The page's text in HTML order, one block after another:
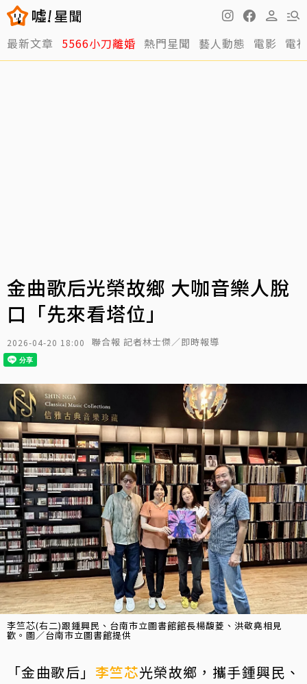
最新文章 5566小刀離婚 熱門星聞 藝人動態 電影 電
金曲歌后光榮故鄉 大咖音樂人脫
口「先來看塔位」
2026-04-20 18:00 聯合報 記者林士傑／即時報導
李竺芯(右二)跟鍾興民、台南市立圖書館館長楊馥菱、洪敬堯相見
歡。圖／台南市立圖書館提供
「金曲歌后」 李竺芯光榮故鄉，攜手鍾興民、